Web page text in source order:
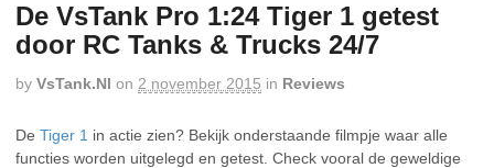
De VsTank Pro 1:24 Tiger 1 getest
door RC Tanks & Trucks 24/7
by VsTank.nl on 2 november 2015 in Reviews
De Tiger 1 in actie zien? Bekijk onderstaande filmpje waar alle
functies worden uitgelegd en getest. Check vooral de geweldige